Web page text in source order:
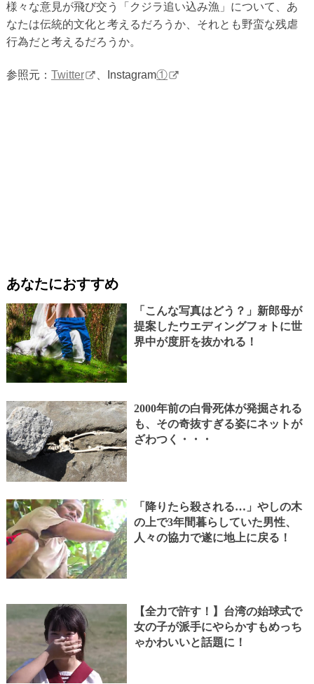
様々な意見が飛び交う「クジラ追い込み漁」について、あ
なたは伝統的文化と考えるだろうか、それとも野蛮な残虐
行為だと考えるだろうか。
参照元： Twitter 、Instagram①
あなたにおすすめ
「こんな写真はどう？」新郎母が
提案したウエディングフォトに世
界中が度肝を抜かれる！
2000年前の白骨死体が発掘される
も、その奇抜すぎる姿にネットが
ざわつく・・・
「降りたら殺される…」やしの木
の上で3年間暮らしていた男性、
人々の協力で遂に地上に戻る！
【全力で許す！】台湾の始球式で
女の子が派手にやらかすもめっち
ゃかわいいと話題に！